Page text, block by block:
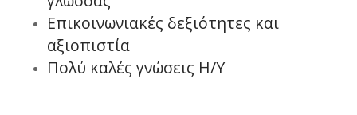
Επικοινωνιακές δεξιότητες και
αξιοπιστία
Πολύ καλές γνώσεις Η/Υ